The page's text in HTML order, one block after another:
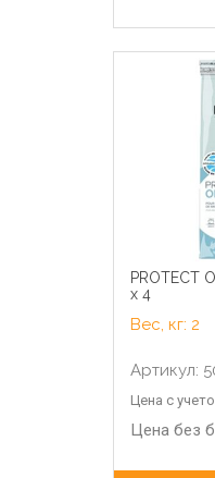
PROTECT
х 4
Вес, кг: 2
Артикул:
Цена с
Цена без